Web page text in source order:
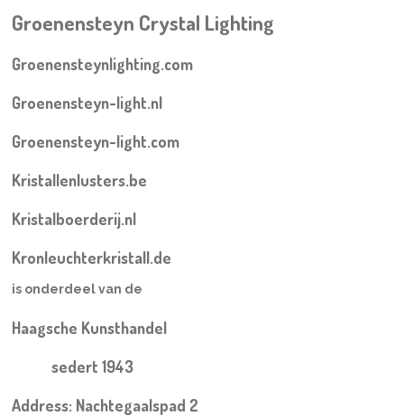
Groenensteyn Crystal Lighting
Groenensteynlighting.com
Groenensteyn-light.nl
Groenensteyn-light.com
Kristallenlusters.be
Kristalboerderij.nl
Kronleuchterkristall.de
is onderdeel van de
Haagsche Kunsthandel
sedert 1943
Address: Nachtegaalspad 2